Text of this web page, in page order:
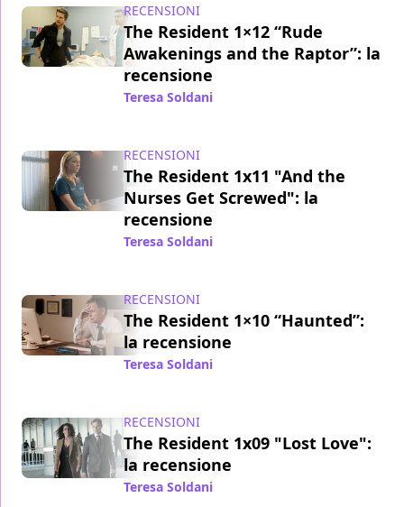
RECENSIONI
The Resident 1×12 “Rude
Awakenings and the Raptor”: la
recensione
Teresa Soldani
RECENSIONI
The Resident 1x11 "And the
Nurses Get Screwed": la
recensione
Teresa Soldani
RECENSIONI
The Resident 1×10 “Haunted”:
la recensione
Teresa Soldani
RECENSIONI
The Resident 1x09 "Lost Love":
la recensione
Teresa Soldani